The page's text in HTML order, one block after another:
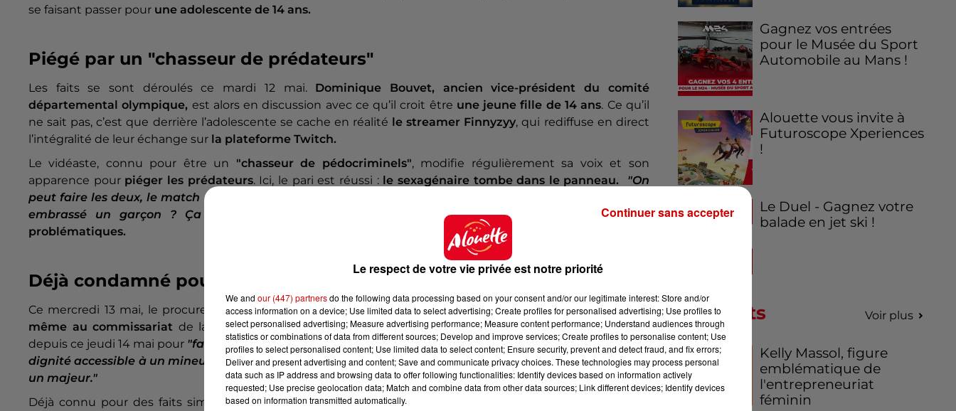
se faisant passer pour une adolescente de 14 ans.
Piégé par un "chasseur de prédateurs"
Les faits se sont déroulés ce mardi 12 mai. Dominique Bouvet, ancien vice-président du comité
départemental olympique, est alors en discussion avec ce qu’il croit être une jeune fille de 14 ans. Ce qu’il
ne sait pas, c’est que derrière l’adolescente se cache en réalité le streamer Finnyzyy, qui rediffuse en direct
l’intégralité de leur échange sur la plateforme Twitch.
Le vidéaste, connu pour être un "chasseur de pédocriminels", modifie régulièrement sa voix et son
apparence pourpiéger les prédateurs. Ici, le pari est réussi : le sexagénaire tombe dans le panneau. "On
peut faire les deux, le match de foot et puis s’embrasser"
embrassé un garçon ? Ça ne te fait pas envie ?"
, Dominique Bouvet multiplie les
remarques
problématiques.
Déjà condamné pour des faits similaires
Ce mercredi 13 mai, le procureur de la République de Vesoul affirme quel'homme s’est présenté de lui-
même au commissariat de la commune. Placé immédiatementen garde à vue,il estmis en examen
depuis ce jeudi 14 mai pour "fabrication et diffusion de message violent, pornographique ou contraire à la
dignité accessible à un mineur"
et"propositions sexuelles faites à un mineur de moins de quinze ans par
un majeur."
Déjà connu pour des faits similaires, il avait été condamné, en 2025, à 8 mois de prison avec sursis pour
Gagnez vos entrées
pour le Musée du Sport
Automobile au Mans !
Alouette vous invite à
Futuroscope Xperiences
!
Le Duel - Gagnez votre
balade en jet ski !
Podcasts Voir plus
Kelly Massol, figure
emblématique de
l'entrepreneuriat
féminin
Le respect de votre vie privée est notre priorité
We and our (447) partnersdo the following data processing based on your consent and/or our legitimate interest: Store and/or
access information on a device; Use limited data to select advertising; Create profiles for personalised advertising; Use profiles to
select personalised advertising; Measure advertising performance; Measure content performance; Understand audiences through
statistics or combinations of data from different sources; Develop and improve services; Create profiles to personalise content; Use
profiles to select personalised content; Use limited data to select content; Ensure security, prevent and detect fraud, and fix errors;
Deliver and present advertising and content; Save and communicate privacy choices. These technologies may process personal
data such as IP address and browsing data to offer following functionalities: Identify devices based on information actively
requested; Use precise geolocation data; Match and combine data from other data sources; Link different devices; Identify devices
based on information transmitted automatically.
Continuer sans accepter